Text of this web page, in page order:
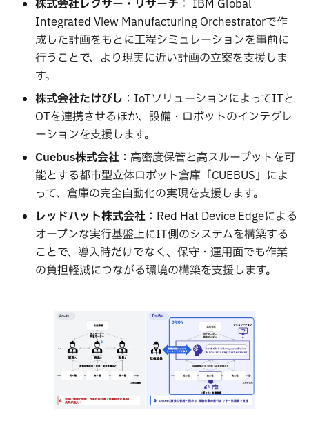
株式会社レクサー・リサーチ ： IBM Global
Integrated View Manufacturing Orchestratorで作
成した計画をもとに工程シミュレーションを事前に
行うことで、より現実に近い計画の立案を支援しま
す。
株式会社たけびし ：IoTソリューションによってITと
OTを連携させるほか、設備・ロボットのインテグレ
ーションを支援します。
Cuebus株式会社 ：高密度保管と高スループットを可
能とする都市型立体ロボット倉庫「CUEBUS」によ
って、倉庫の完全自動化の実現を支援します。
レッドハット株式会社 ：Red Hat Device Edgeによる
オープンな実行基盤上にIT側のシステムを構築する
ことで、導入時だけでなく、保守・運用面でも作業
の負担軽減につながる環境の構築を支援します。